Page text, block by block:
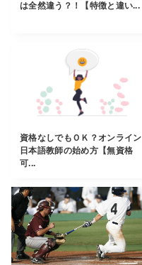
は全然違う？！【特徴と違い...
資格なしでもＯＫ？オンライン
日本語教師の始め方【無資格
可...